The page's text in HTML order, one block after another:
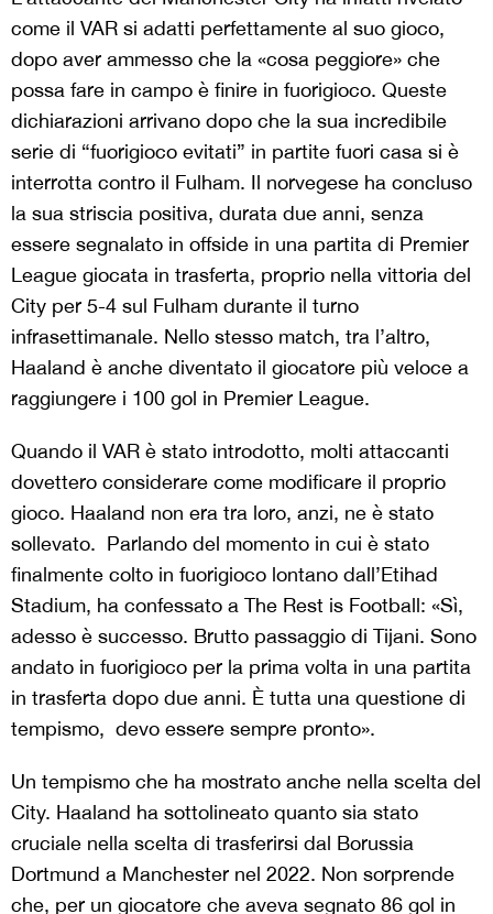
come il VAR si adatti perfettamente al suo gioco,
dopo aver ammesso che la «cosa peggiore» che
possa fare in campo è finire in fuorigioco. Queste
dichiarazioni arrivano dopo che la sua incredibile
serie di “fuorigioco evitati” in partite fuori casa si è
interrotta contro il Fulham. Il norvegese ha concluso
la sua striscia positiva, durata due anni, senza
essere segnalato in offside in una partita di Premier
League giocata in trasferta, proprio nella vittoria del
City per 5-4 sul Fulham durante il turno
infrasettimanale. Nello stesso match, tra l’altro,
Haaland è anche diventato il giocatore più veloce a
raggiungere i 100 gol in Premier League.
Quando il VAR è stato introdotto, molti attaccanti
dovettero considerare come modificare il proprio
gioco. Haaland non era tra loro, anzi, ne è stato
sollevato. Parlando del momento in cui è stato
finalmente colto in fuorigioco lontano dall’Etihad
Stadium, ha confessato a The Rest is Football: «Sì,
adesso è successo. Brutto passaggio di Tijani. Sono
andato in fuorigioco per la prima volta in una partita
in trasferta dopo due anni. È tutta una questione di
tempismo, devo essere sempre pronto».
Un tempismo che ha mostrato anche nella scelta del
City. Haaland ha sottolineato quanto sia stato
cruciale nella scelta di trasferirsi dal Borussia
Dortmund a Manchester nel 2022. Non sorprende
che, per un giocatore che aveva segnato 86 gol in